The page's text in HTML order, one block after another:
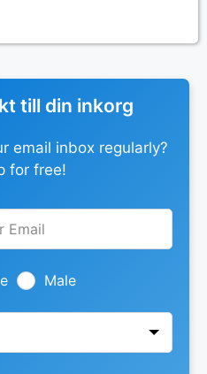
till din inkorg
email inbox regularly?
for free!
Male